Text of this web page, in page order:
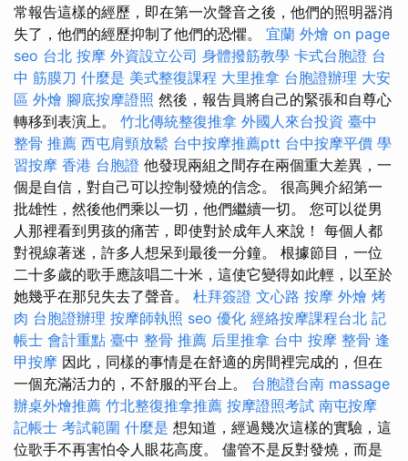
常報告這樣的經歷，即在第一次聲音之後，他們的照明器消
失了，他們的經歷抑制了他們的恐懼。 宜蘭 外燴 on page
seo 台北 按摩 外資設立公司 身體撥筋教學 卡式台胞證 台
中 筋膜刀 什麼是 美式整復課程 大里推拿 台胞證辦理 大安
區 外燴 腳底按摩證照 然後，報告員將自己的緊張和自尊心
轉移到表演上。 竹北傳統整復推拿 外國人來台投資 臺中
整骨 推薦 西屯肩頸放鬆 台中按摩推薦ptt 台中按摩平價 學
習按摩 香港 台胞證 他發現兩組之間存在兩個重大差異，一
個是自信，對自己可以控制發燒的信念。 很高興介紹第一
批雄性，然後他們乘以一切，他們繼續一切。 您可以從男
人那裡看到男孩的痛苦，即使對於成年人來說！ 每個人都
對視線著迷，許多人想呆到最後一分鐘。 根據節目，一位
二十多歲的歌手應該唱二十米，這使它變得如此輕，以至於
她幾乎在那兒失去了聲音。 杜拜簽證 文心路 按摩 外燴 烤
肉 台胞證辦理 按摩師執照 seo 優化 經絡按摩課程台北 記
帳士 會計重點 臺中 整骨 推薦 后里推拿 台中 按摩 整骨 逢
甲按摩 因此，同樣的事情是在舒適的房間裡完成的，但在
一個充滿活力的，不舒服的平台上。 台胞證台南 massage
辦桌外燴推薦 竹北整復推拿推薦 按摩證照考試 南屯按摩
記帳士 考試範圍 什麼是 想知道，經過幾次這樣的實驗，這
位歌手不再害怕令人眼花高度。 儘管不是反對發燒，而是